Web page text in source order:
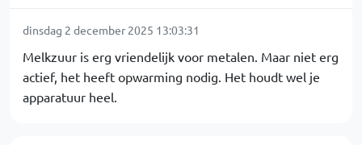
dinsdag 2 december 2025 13:03:31
Melkzuur is erg vriendelijk voor metalen. Maar niet erg
actief, het heeft opwarming nodig. Het houdt wel je
apparatuur heel.